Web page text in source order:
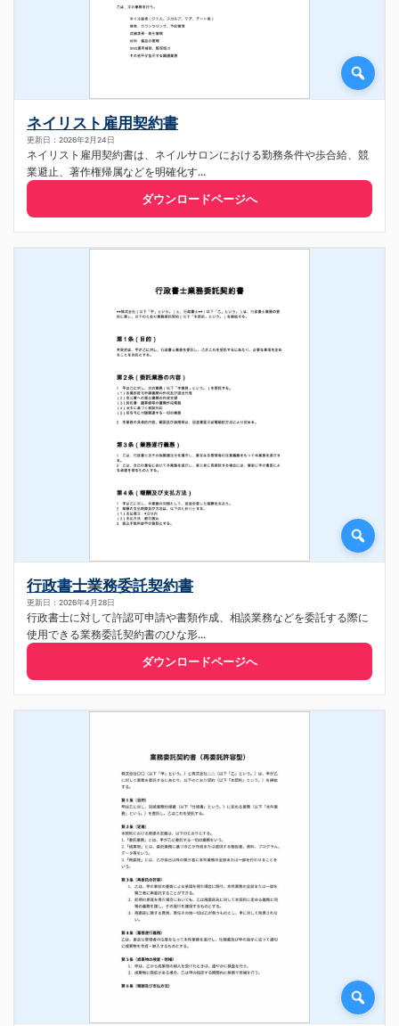
ネイリスト雇用契約書
更新日：2026年2月24日
ネイリスト雇用契約書は、ネイルサロンにおける勤務条件や歩合給、競
業避止、著作権帰属などを明確化す...
ダウンロードページへ
行政書士業務委託契約書
更新日：2026年4月28日
行政書士に対して許認可申請や書類作成、相談業務などを委託する際に
使用できる業務委託契約書のひな形...
ダウンロードページへ